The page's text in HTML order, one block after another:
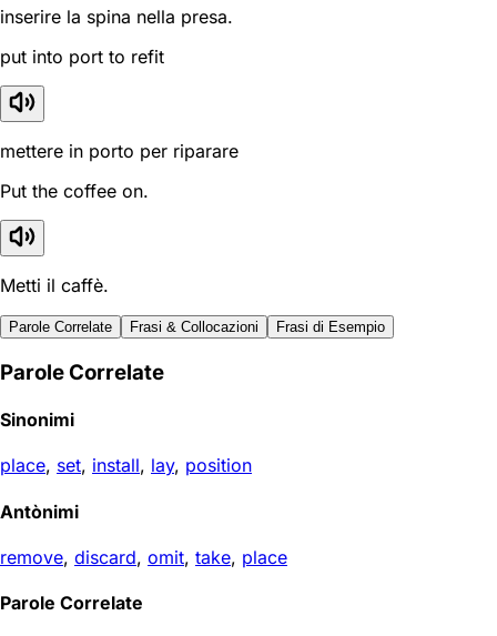
inserire la spina nella presa.
put into port to refit
mettere in porto per riparare
Put the coffee on.
Metti il caffè.
Parole Correlate Frasi & Collocazioni Frasi di Esempio
Parole Correlate
Sinonimi
place, set, install, lay, position
Antònimi
remove, discard, omit, take, place
Parole Correlate